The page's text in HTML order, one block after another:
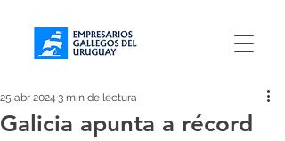
Galicia apunta a récord
25 abr 2024 3 min de lectura